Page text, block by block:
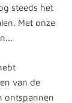
steeds het
Met onze
van de
ontspannen